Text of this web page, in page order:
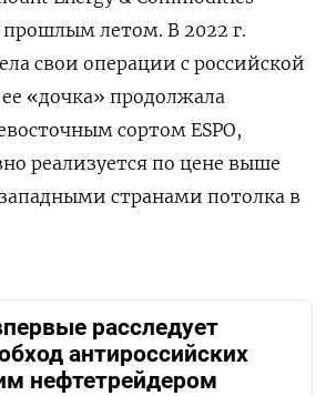
прошлым летом. В 2022 г.
свои операции с российской
«дочка» продолжала
сортом ESPO,
реализуется по цене выше
странами потолка в
расследует
антироссийских
нефтетрейдером